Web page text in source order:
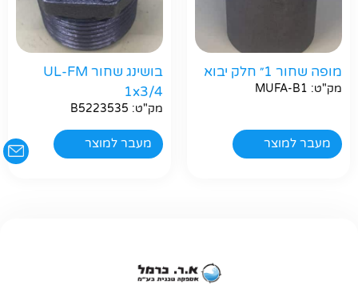
מופה שחור 1״ חלק יבוא
מק"ט: MUFA-B1
מעבר למוצר
בושינג שחור UL-FM
1x3/4
מק"ט: B5223535
מעבר למוצר